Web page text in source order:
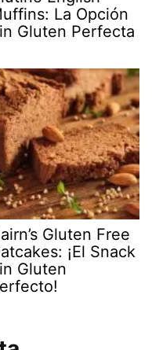
La Opción
Gluten Perfecta
Gluten Free
¡El Snack
Gluten